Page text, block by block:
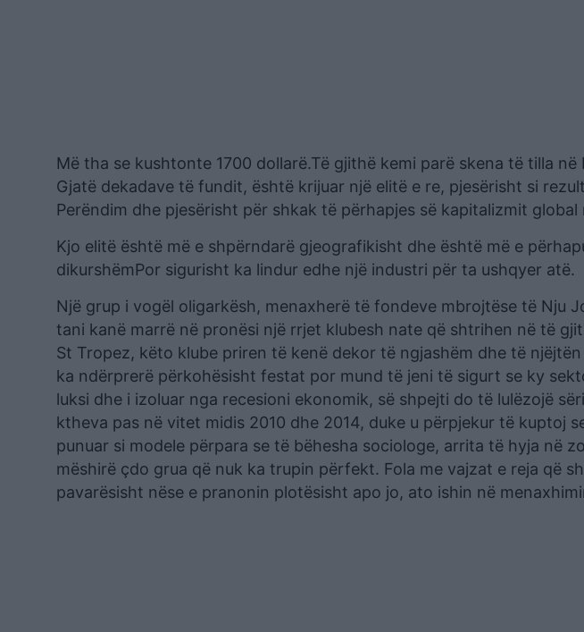
Më tha se kushtonte 1700 dollarë.Të gjithë kemi parë skena të tilla
Gjatë dekadave të fundit, është krijuar një elitë e re, pjesërisht si
Perëndim dhe pjesërisht për shkak të përhapjes së kapitalizmit
Kjo elitë është më e shpërndarë gjeografikisht dhe është më e
dikurshëmPor sigurisht ka lindur edhe një industri për ta ushqyer atë.
Një grup i vogël oligarkësh, menaxherë të fondeve mbrojtëse të Nju
tani kanë marrë në pronësi një rrjet klubesh nate që shtrihen në të
St Tropez, këto klube priren të kenë dekor të ngjashëm dhe të
ka ndërprerë përkohësisht festat por mund të jeni të sigurt se ky
luksi dhe i izoluar nga recesioni ekonomik, së shpejti do të lulëzojë
ktheva pas në vitet midis 2010 dhe 2014, duke u përpjekur të kuptoj
punuar si modele përpara se të bëhesha sociologe, arrita të hyja në
mëshirë çdo grua që nuk ka trupin përfekt. Fola me vajzat e reja që
pavarësisht nëse e pranonin plotësisht apo jo, ato ishin në